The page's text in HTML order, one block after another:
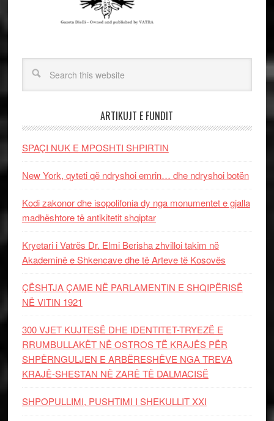
ARTIKUJT E FUNDIT
SPAÇI NUK E MPOSHTI SHPIRTIN
New York, qyteti që ndryshoi emrin… dhe ndryshoi botën
Kodi zakonor dhe isopolifonia dy nga monumentet e gjalla
madhështore të antikitetit shqiptar
Kryetari i Vatrës Dr. Elmi Berisha zhvilloi takim në
Akademinë e Shkencave dhe të Arteve të Kosovës
ÇËSHTJA ÇAME NË PARLAMENTIN E SHQIPËRISË
NË VITIN 1921
300 VJET KUJTESË DHE IDENTITET-TRYEZË E
RRUMBULLAKËT NË OSTROS TË KRAJËS PËR
SHPËRNGULJEN E ARBËRESHËVE NGA TREVA
KRAJË-SHESTAN NË ZARË TË DALMACISË
SHPOPULLIMI, PUSHTIMI I SHEKULLIT XXI